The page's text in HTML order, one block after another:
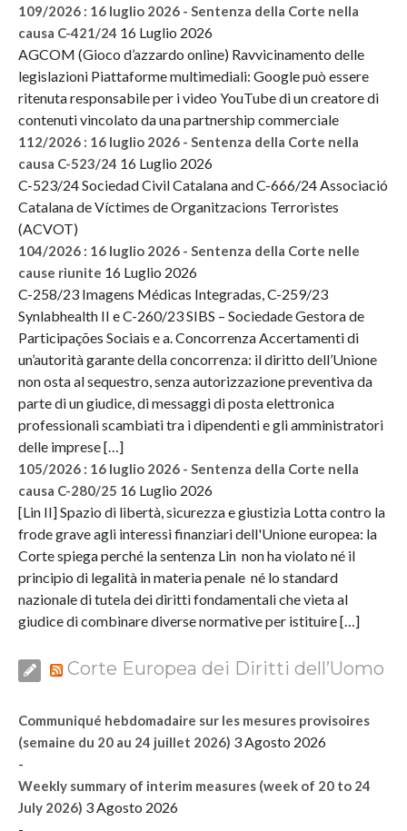
109/2026 : 16 luglio 2026 - Sentenza della Corte nella
causa C-421/24 16 Luglio 2026
AGCOM (Gioco d’azzardo online) Ravvicinamento delle
legislazioni Piattaforme multimediali: Google può essere
ritenuta responsabile per i video YouTube di un creatore di
contenuti vincolato da una partnership commerciale
112/2026 : 16 luglio 2026 - Sentenza della Corte nella
causa C-523/24 16 Luglio 2026
C-523/24 Sociedad Civil Catalana and C-666/24 Associació
Catalana de Víctimes de Organitzacions Terroristes
(ACVOT)
104/2026 : 16 luglio 2026 - Sentenza della Corte nelle
cause riunite 16 Luglio 2026
C-258/23 Imagens Médicas Integradas, C-259/23
Synlabhealth II e C-260/23 SIBS – Sociedade Gestora de
Participações Sociais e a. Concorrenza Accertamenti di
un’autorità garante della concorrenza: il diritto dell’Unione
non osta al sequestro, senza autorizzazione preventiva da
parte di un giudice, di messaggi di posta elettronica
professionali scambiati tra i dipendenti e gli amministratori
delle imprese […]
105/2026 : 16 luglio 2026 - Sentenza della Corte nella
causa C-280/25 16 Luglio 2026
[Lin II] Spazio di libertà, sicurezza e giustizia Lotta contro la
frode grave agli interessi finanziari dell'Unione europea: la
Corte spiega perché la sentenza Lin non ha violato né il
principio di legalità in materia penale né lo standard
nazionale di tutela dei diritti fondamentali che vieta al
giudice di combinare diverse normative per istituire […]
Corte Europea dei Diritti dell’Uomo
Communiqué hebdomadaire sur les mesures provisoires
(semaine du 20 au 24 juillet 2026) 3 Agosto 2026
-
Weekly summary of interim measures (week of 20 to 24
July 2026) 3 Agosto 2026